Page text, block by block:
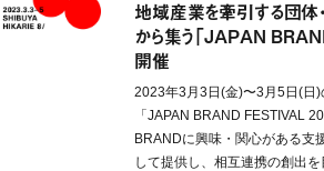
地域産業を牽引する団体
から集う「JAPAN
開催
2023年3月3日(金)〜3月5日(日
「JAPAN BRAND FESTIVAL
BRANDに興味・関心がある支
して提供し、相互連携の創出を